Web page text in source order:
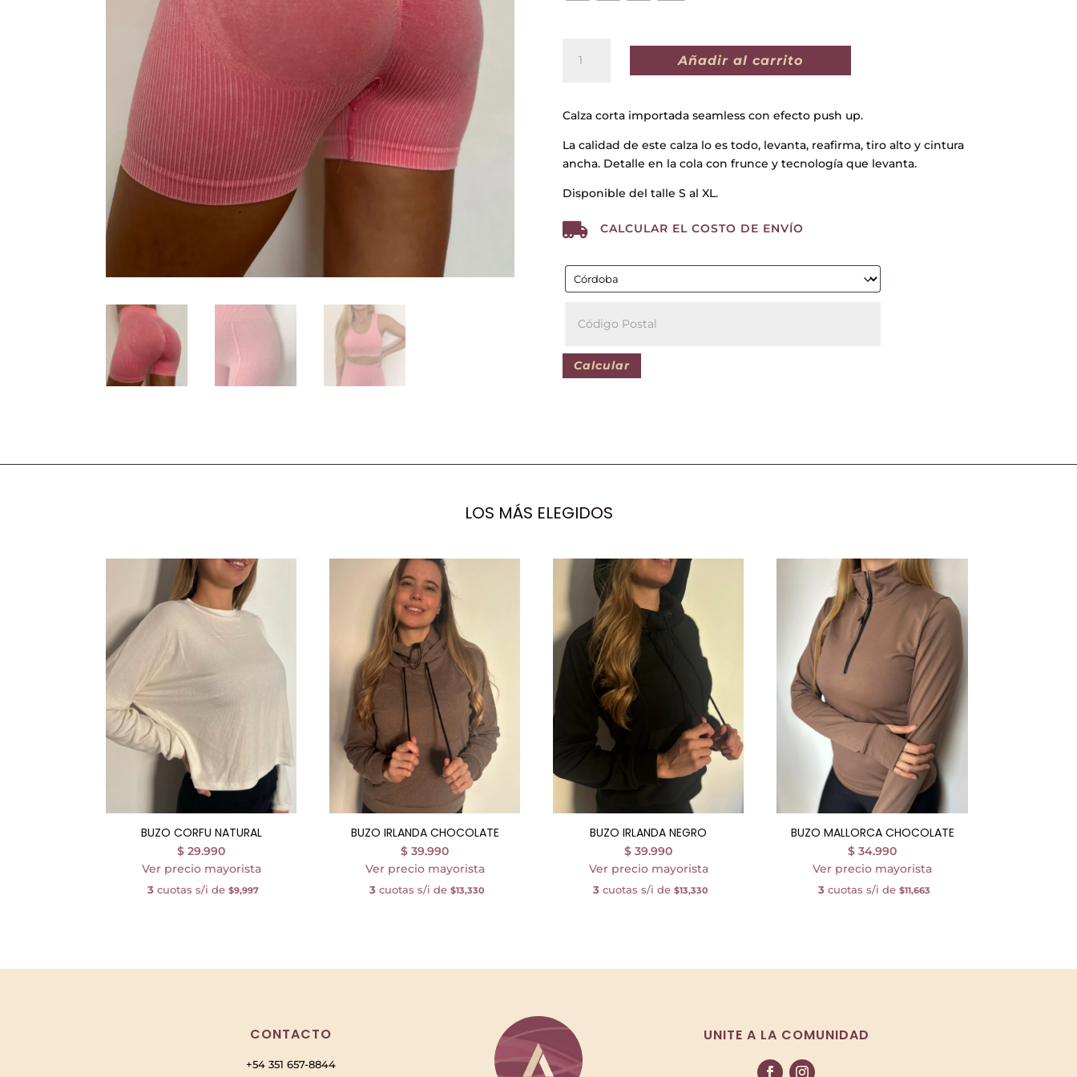
SHORT
ROSA
cantidad
Añadir al carrito
Calza corta importada seamless con efecto push up.
La calidad de este calza lo es todo, levanta, reafirma, tiro alto y cintura
ancha. Detalle en la cola con frunce y tecnología que levanta.
Disponible del talle S al XL.
 CALCULAR EL COSTO DE ENVÍO
Calcular
LOS MÁS ELEGIDOS
BUZO CORFU NATURAL
$ 29.990
Ver precio mayorista
3cuotas s/i de $9,997
BUZO IRLANDA CHOCOLATE
$ 39.990
Ver precio mayorista
3cuotas s/i de $13,330
BUZO IRLANDA NEGRO
$ 39.990
Ver precio mayorista
3cuotas s/i de $13,330
BUZO MALLORCA CHOCOLATE
$ 34.990
Ver precio mayorista
3cuotas s/i de $11,663
CONTACTO
+54 351 657-8844
UNITE A LA COMUNIDAD